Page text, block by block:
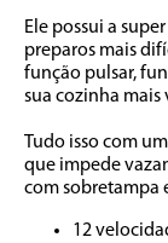
Ele possui a
preparos mais
função pulsar,
sua cozinha mais
Tudo isso com
que impede
com sobretampa
12